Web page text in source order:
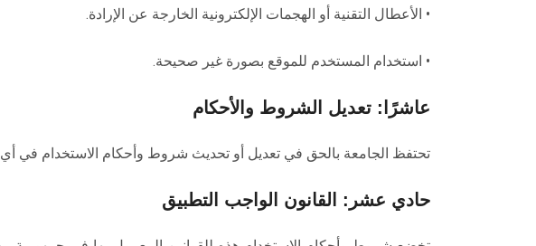
• الأعطال التقنية أو الهجمات الإلكترونية الخارجة عن الإرادة.
• استخدام المستخدم للموقع بصورة غير صحيحة.
عاشرًا: تعديل الشروط والأحكام
تحتفظ الجامعة بالحق في تعديل أو تحديث شروط وأحكام الاستخدام في
حادي عشر: القانون الواجب التطبيق